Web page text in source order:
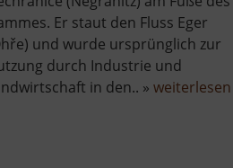
Er staut den Fluss Eger
und wurde ursprünglich zur
durch Industrie und
in den.. »weiterlesen